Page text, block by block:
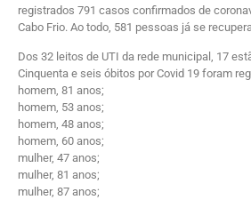
registrados 791 casos confirmados de
Cabo Frio. Ao todo, 581 pessoas já se
Dos 32 leitos de UTI da rede municipal, 17
Cinquenta e seis óbitos por Covid 19 foram
homem, 81 anos;
homem, 53 anos;
homem, 48 anos;
homem, 60 anos;
mulher, 47 anos;
mulher, 81 anos;
mulher, 87 anos;